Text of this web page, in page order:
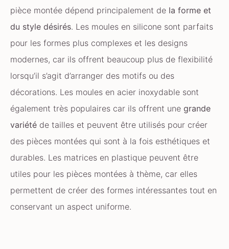
pièce montée dépend principalement de la forme et
du style désirés. Les moules en silicone sont parfaits
pour les formes plus complexes et les designs
modernes, car ils offrent beaucoup plus de flexibilité
lorsqu’il s’agit d’arranger des motifs ou des
décorations. Les moules en acier inoxydable sont
également très populaires car ils offrent une grande
variété de tailles et peuvent être utilisés pour créer
des pièces montées qui sont à la fois esthétiques et
durables. Les matrices en plastique peuvent être
utiles pour les pièces montées à thème, car elles
permettent de créer des formes intéressantes tout en
conservant un aspect uniforme.